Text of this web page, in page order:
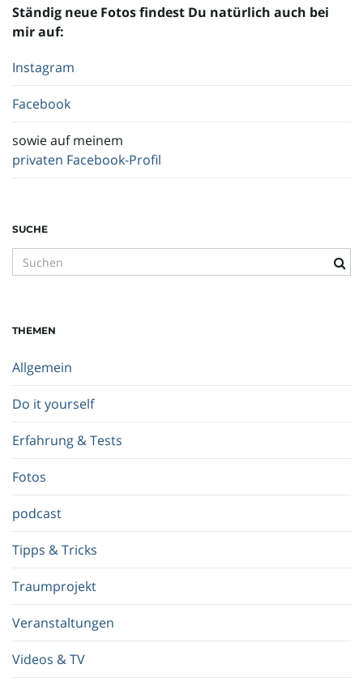
Ständig neue Fotos findest Du natürlich auch bei
mir auf:
Instagram
Facebook
sowie auf meinem
privaten Facebook-Profil
SUCHE
u
b
g
i
f
.
.
.
THEMEN
Allgemein
Do it yourself
Erfahrung & Tests
Fotos
podcast
Tipps & Tricks
Traumprojekt
Veranstaltungen
Videos & TV